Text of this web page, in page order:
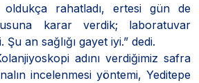
oldukça rahatladı, ertesi gün de
karar verdik; laboratuvar
an sağlığı gayet iyi.” dedi.
adını verdiğimiz safra
incelenmesi yöntemi, Yeditepe